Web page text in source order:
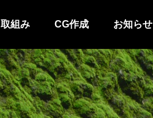
取組み CG作成 お知らせ